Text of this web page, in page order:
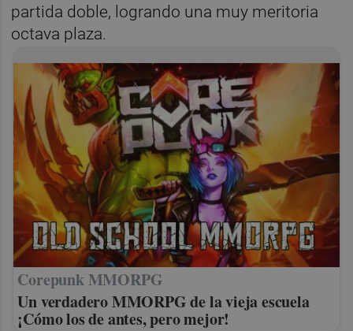
partida doble, logrando una muy meritoria
octava plaza.
Corepunk MMORPG
Un verdadero MMORPG de la vieja escuela
¡Cómo los de antes, pero mejor!